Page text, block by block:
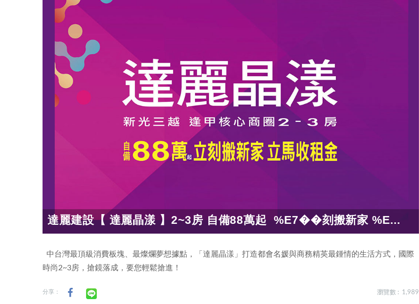
達麗建設【 達麗晶漾 】2~3房 自備88萬起 %E7��刻搬新家 %E...
中台灣最頂級消費板塊、最燦爛夢想據點，「達麗晶漾」打造都會名媛與商務精英最鍾情的生活方式，國際
時尚2~3房，搶鏡落成，要您輕鬆搶進！
分享： 瀏覽數 : 1,989